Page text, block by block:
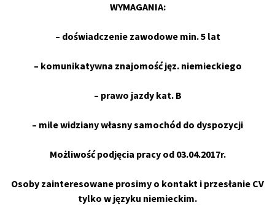
WYMAGANIA:
– doświadczenie zawodowe min. 5 lat
– komunikatywna znajomość jęz. niemieckiego
– prawo jazdy kat. B
– mile widziany własny samochód do dyspozycji
Możliwość podjęcia pracy od 03.04.2017r.
Osoby zainteresowane prosimy o kontakt i przesłanie CV
tylko w języku niemieckim.